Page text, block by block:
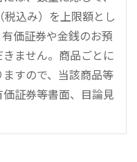
込み）を上限額とし
価証券や金銭のお預
ません。商品ごとに
すので、当該商品等
証券等書面、目論見